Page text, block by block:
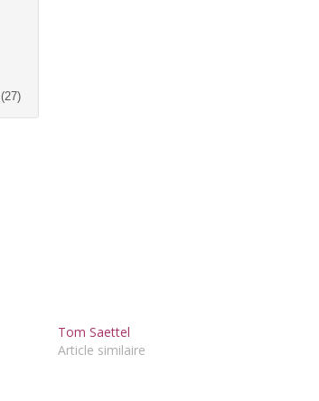
Tom Saettel
Article similaire